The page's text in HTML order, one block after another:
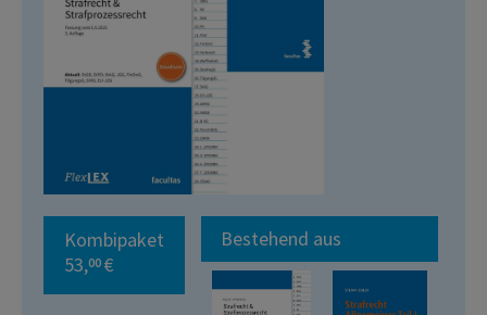
Kombipaket
53,00 €
Bestehend aus